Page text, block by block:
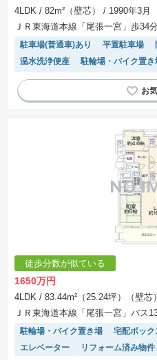
※取引にかかる費用：物件の契約手続き、決済
不動産会社によって表記有無が異なるため、ご
いたします。
場合があります。
4LDK / 82m²（壁芯）
/ 1990年3月
ＪＲ東海道本線「尾張一宮」歩34分
駐車場(普通車)あり 平置駐車場
温水洗浄便座
駐輪場・バイク置き
エレベーター
リフォーム済み物件
徒歩分数が似ている
1650万円
4LDK / 83.44m²（25.24坪）（壁芯）
ＪＲ東海道本線「尾張一宮」バス
駐輪場・バイク置き場 宅配ボック
エレベーター
リフォーム済み物件